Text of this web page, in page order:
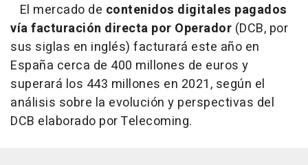
El mercado de contenidos digitales pagados
vía facturación directa por Operador (DCB, por
sus siglas en inglés) facturará este año en
España cerca de 400 millones de euros y
superará los 443 millones en 2021, según el
análisis sobre la evolución y perspectivas del
DCB elaborado por Telecoming.